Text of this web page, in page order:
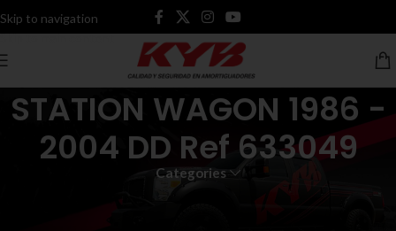
Skip to navigation
Skip to main content
STATION WAGON 1986 -
2004 DD Ref 633049
Categories